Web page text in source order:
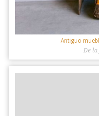
Antiguo
De